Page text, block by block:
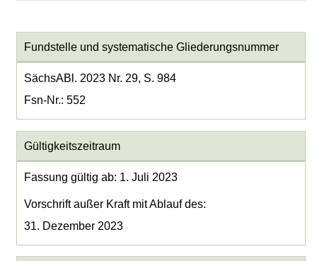
Fundstelle und systematische Gliederungsnummer
SächsABl. 2023 Nr. 29, S. 984
Fsn-Nr.: 552
Gültigkeitszeitraum
Fassung gültig ab: 1. Juli 2023
Vorschrift außer Kraft mit Ablauf des:
31. Dezember 2023